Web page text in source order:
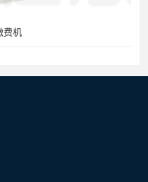
费机